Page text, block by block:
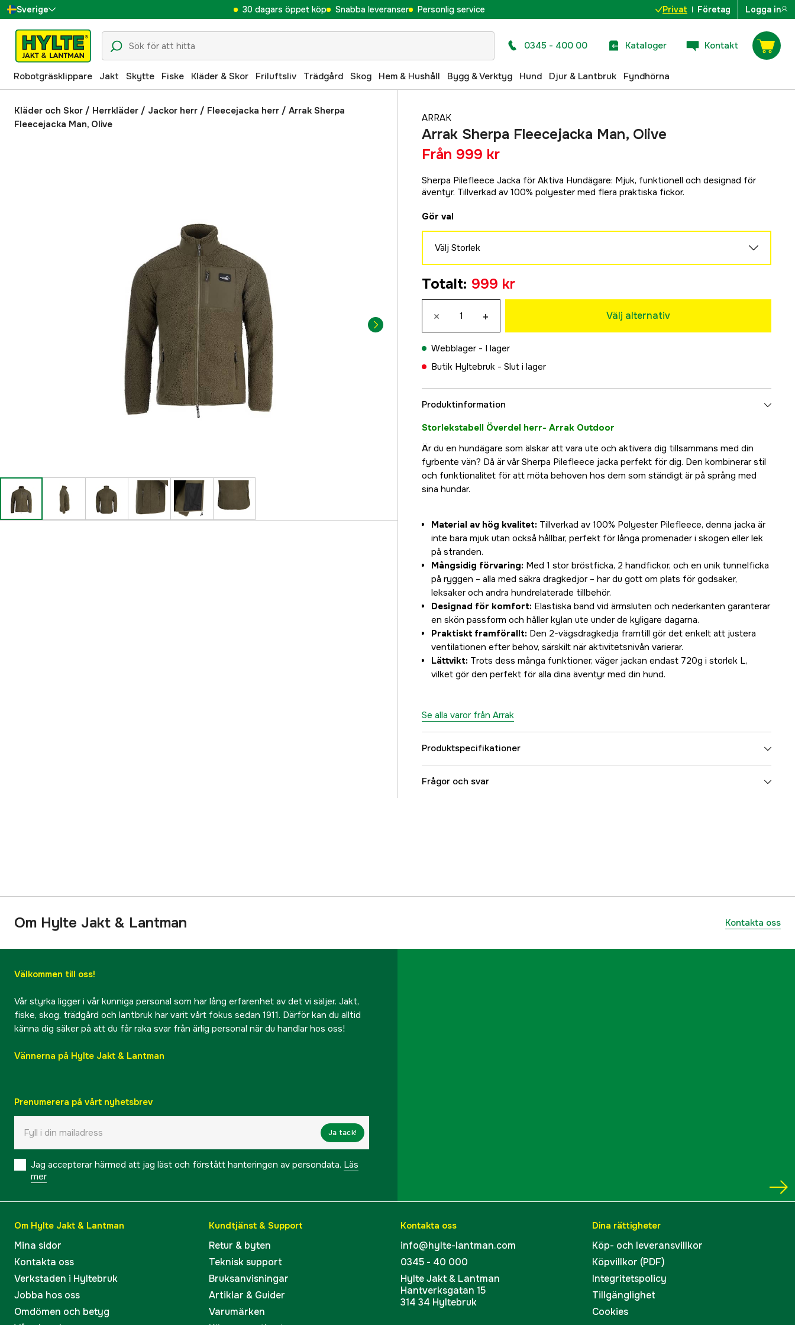
Sverige
Danmark
Suomi
Norge
Deutschland
30 dagars öppet köp Snabba leveranser Personlig service Privat Företag Logga in
0345 - 400 00 Kataloger Kontakt
Robotgräsklippare Jakt Skytte Fiske Kläder & Skor Friluftsliv Trädgård Skog Hem & Hushåll Bygg & Verktyg Hund Djur & Lantbruk Fyndhörna
Kläder och Skor / Herrkläder / Jackor herr / Fleecejacka herr / Arrak Sherpa
Fleecejacka Man, Olive
ARRAK
Arrak Sherpa Fleecejacka Man, Olive
Från 999 kr
Sherpa Pilefleece Jacka för Aktiva Hundägare: Mjuk, funktionell och designad för
äventyr. Tillverkad av 100% polyester med flera praktiska fickor.
Gör val
Välj Storlek
999 kr
999 kr
999 kr
L
999 kr
XL
999 kr
3XL
999 kr
Totalt: 999 kr
× + Välj alternativ
Webblager - I lager
Butik Hyltebruk - Slut i lager
Produktinformation
Storlekstabell Överdel herr- Arrak Outdoor
Är du en hundägare som älskar att vara ute och aktivera dig tillsammans med din
fyrbente vän? Då är vår Sherpa Pilefleece jacka perfekt för dig. Den kombinerar stil
och funktionalitet för att möta behoven hos dem som ständigt är på språng med
sina hundar.
Material av hög kvalitet: Tillverkad av 100% Polyester Pilefleece, denna jacka är
inte bara mjuk utan också hållbar, perfekt för långa promenader i skogen eller lek
på stranden.
Mångsidig förvaring: Med 1 stor bröstficka, 2 handfickor, och en unik tunnelficka
på ryggen – alla med säkra dragkedjor – har du gott om plats för godsaker,
leksaker och andra hundrelaterade tillbehör.
Designad för komfort: Elastiska band vid ärmsluten och nederkanten garanterar
en skön passform och håller kylan ute under de kyligare dagarna.
Praktiskt framförallt: Den 2-vägsdragkedja framtill gör det enkelt att justera
ventilationen efter behov, särskilt när aktivitetsnivån varierar.
Lättvikt: Trots dess många funktioner, väger jackan endast 720g i storlek L,
vilket gör den perfekt för alla dina äventyr med din hund.
Se alla varor från Arrak
Produktspecifikationer
Färgton
Frågor och svar
Om Hylte Jakt & Lantman Kontakta oss
Välkommen till oss!
Vår styrka ligger i vår kunniga personal som har lång erfarenhet av det vi säljer. Jakt,
fiske, skog, trädgård och lantbruk har varit vårt fokus sedan 1911. Därför kan du alltid
känna dig säker på att du får raka svar från ärlig personal när du handlar hos oss!
Vännerna på Hylte Jakt & Lantman
Prenumerera på vårt nyhetsbrev
Ja tack!
Jag accepterar härmed att jag läst och förstått hanteringen av persondata. Läs
mer
Om Hylte Jakt & Lantman
Mina sidor
Kontakta oss
Verkstaden i Hyltebruk
Jobba hos oss
Omdömen och betyg
Kundtjänst & Support
Retur & byten
Teknisk support
Bruksanvisningar
Artiklar & Guider
Varumärken
Kontakta oss
info@hylte-lantman.com
0345 - 40 000
Hylte Jakt & Lantman
Hantverksgatan 15
314 34 Hyltebruk
Dina rättigheter
Köp- och leveransvillkor
Köpvillkor (PDF)
Integritetspolicy
Tillgänglighet
Cookies